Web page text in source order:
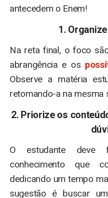
antecedem o Enem!
1.
Na reta final, o foco
abrangência e os
Observe a matéria
retomando-a na mesma
2. Priorize os
O estudante
conhecimento que
dedicando um tempo
sugestão é buscar